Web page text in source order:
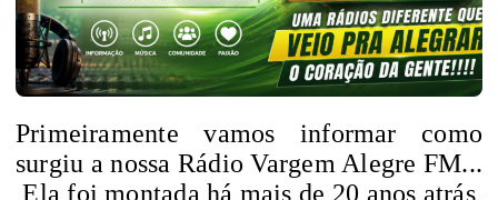
Primeiramente vamos informar como
surgiu a nossa Rádio Vargem Alegre FM...
Ela foi montada há mais de 20 anos atrás,